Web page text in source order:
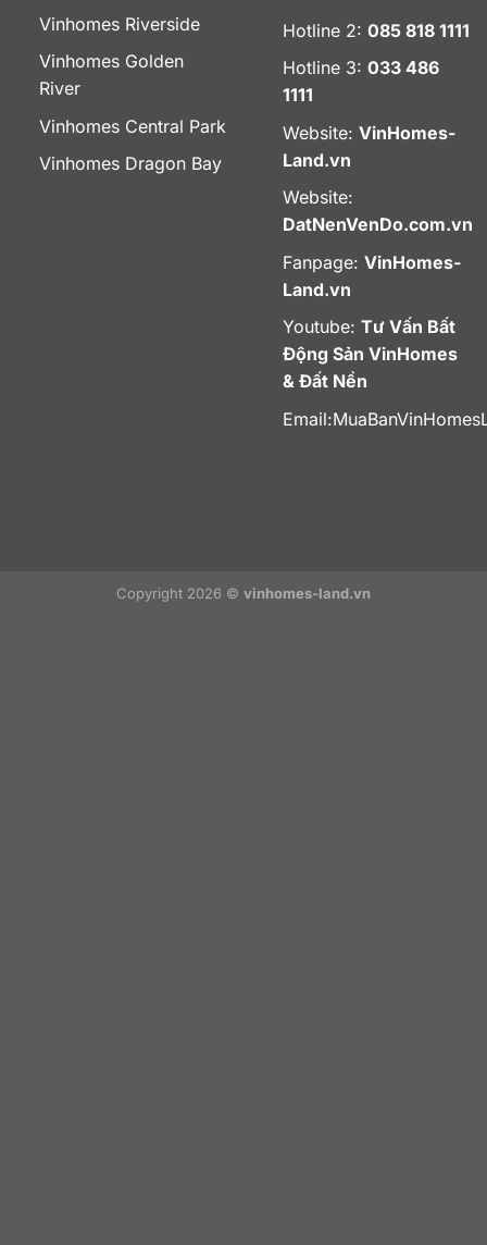
Vinhomes Riverside
Vinhomes Golden
River
Vinhomes Central Park
Vinhomes Dragon Bay
Hotline 2: 085 818 1111
Hotline 3: 033 486
1111
Website: VinHomes-
Land.vn
Website:
DatNenVenDo.com.vn
Fanpage: VinHomes-
Land.vn
Youtube: Tư Vấn Bất
Động Sản VinHomes
& Đất Nền
Email:
Copyright 2026 © vinhomes-land.vn